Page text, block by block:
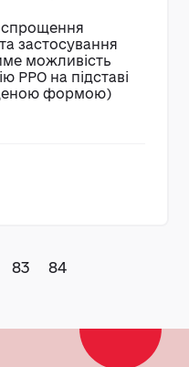
спрощення
застосування
можливість
РРО на підставі
формою)
83 84